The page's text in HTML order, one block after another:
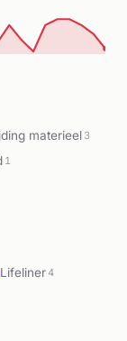
materieel 3
1
Lifeliner4